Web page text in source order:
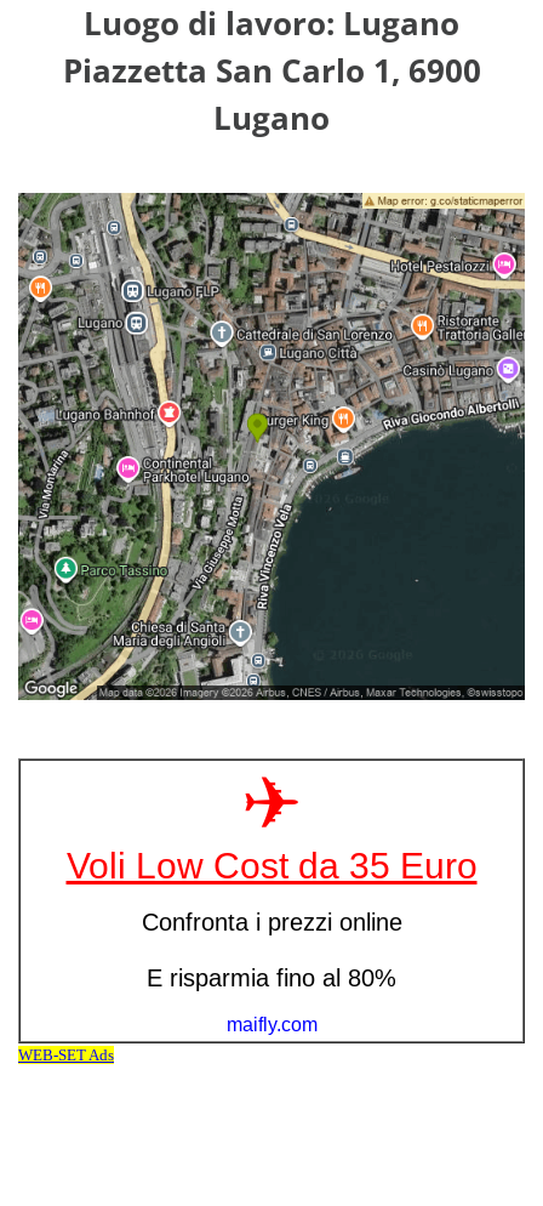
Luogo di lavoro: Lugano
Piazzetta San Carlo 1, 6900
Lugano